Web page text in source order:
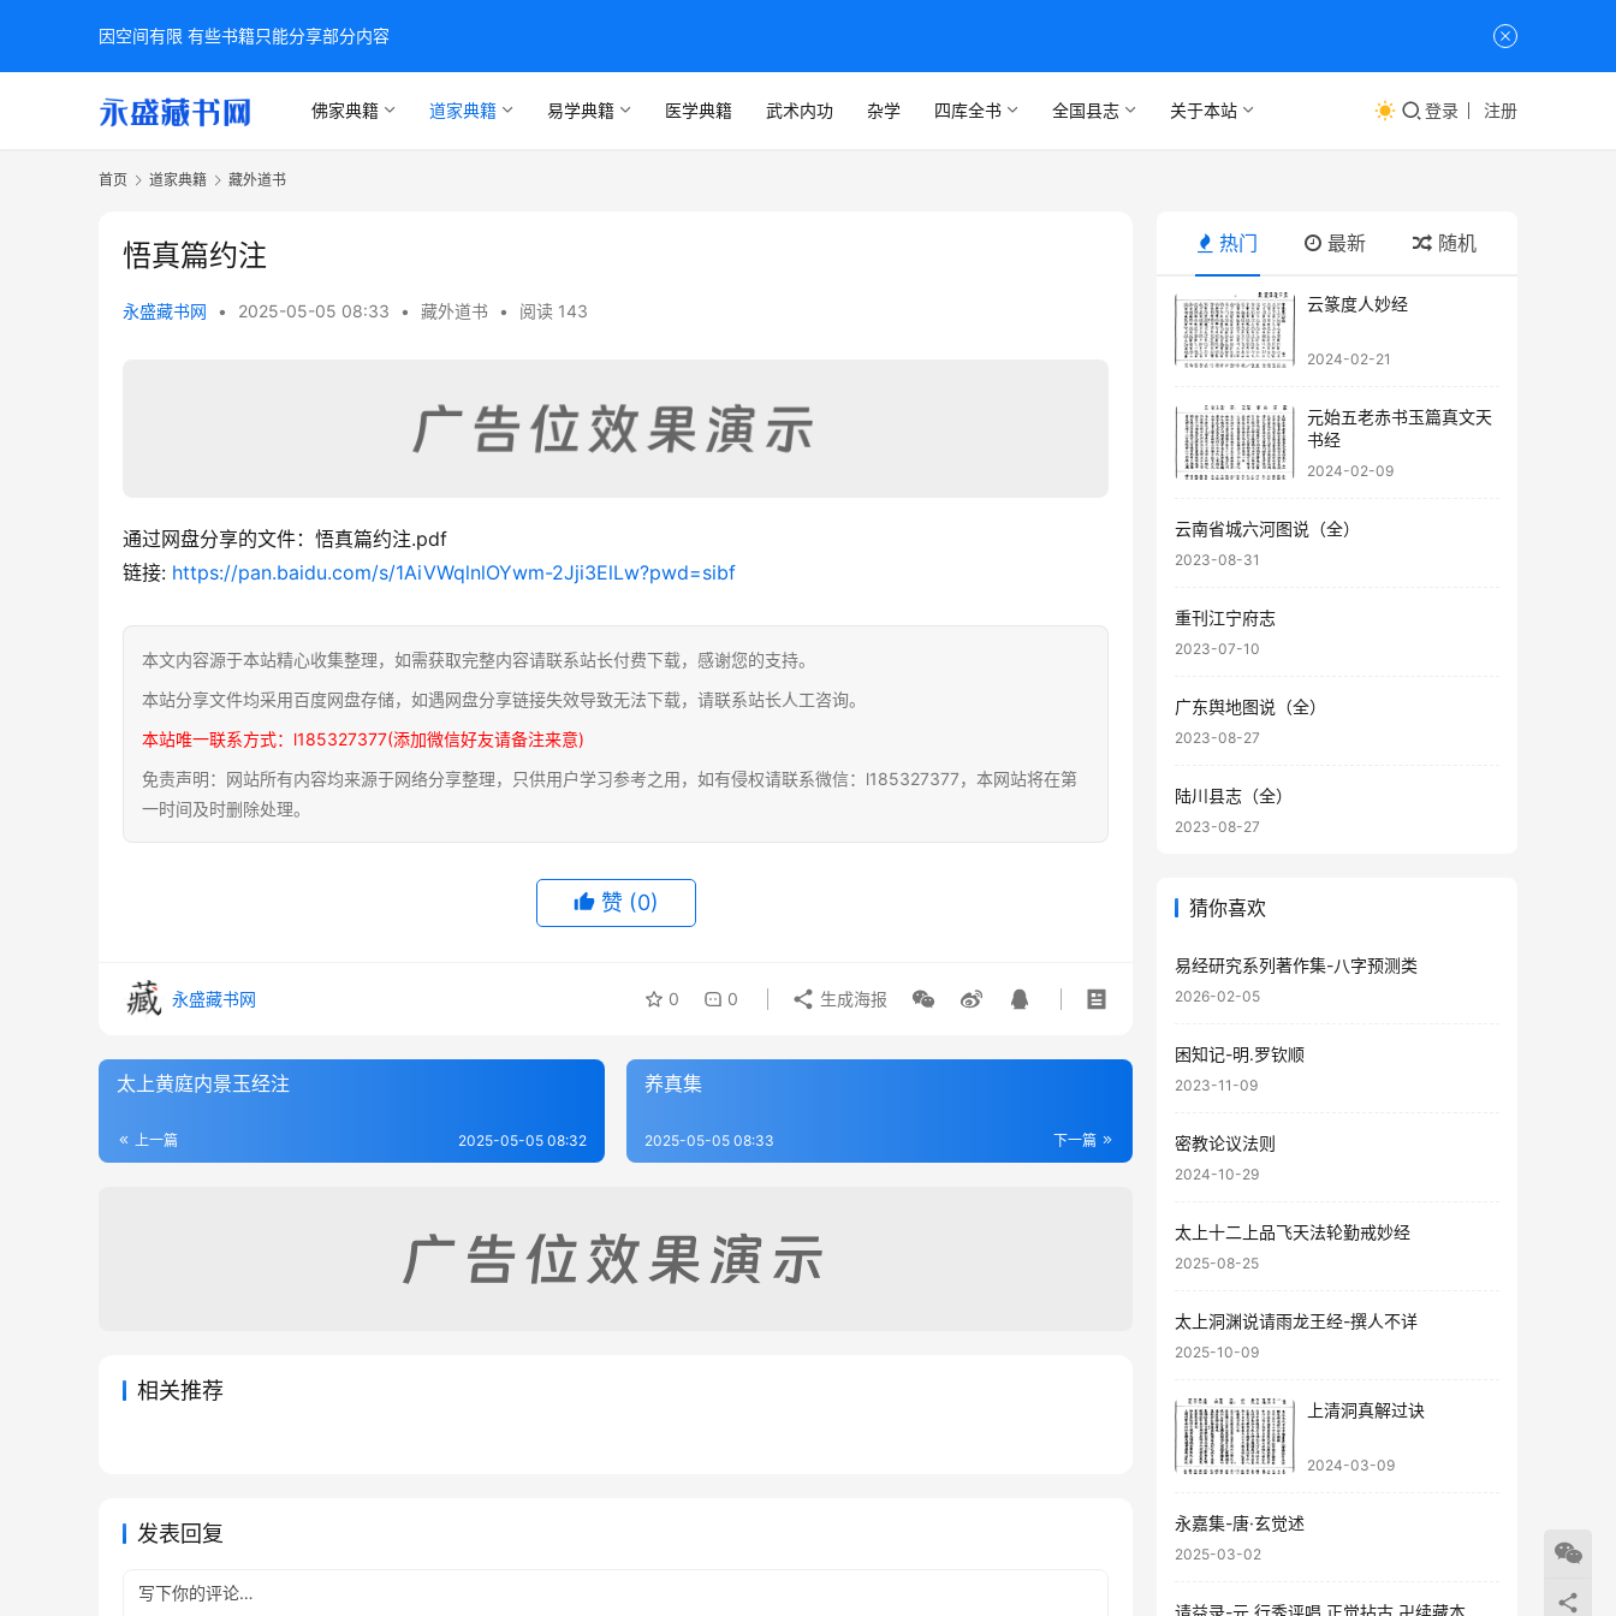
佛家典籍 道家典籍 易学典籍 医学典籍 武术内功 杂学 四库全书 全国县志 关于本站 登录 注册
首页 道家典籍 藏外道书
悟真篇约注
永盛藏书网 • 2025-05-05 08:33 • 藏外道书 • 阅读 143
通过网盘分享的文件：悟真篇约注.pdf
链接: https://pan.baidu.com/s/1AiVWqlnlOYwm-2Jji3ElLw?pwd=sibf
本文内容源于本站精心收集整理，如需获取完整内容请联系站长付费下载，感谢您的支持。
本站分享文件均采用百度网盘存储，如遇网盘分享链接失效导致无法下载，请联系站长人工咨询。
本站唯一联系方式：l185327377(添加微信好友请备注来意)
免责声明：网站所有内容均来源于网络分享整理，只供用户学习参考之用，如有侵权请联系微信：l185327377，本网站将在第
一时间及时删除处理。
赞 (0)
永盛藏书网 0 0 生成海报
太上黄庭内景玉经注
上一篇 2025-05-05 08:32
养真集
下一篇
2025-05-05 08:33
相关推荐
发表回复
热门 最新 随机
云篆度人妙经
2024-02-21
元始五老赤书玉篇真文天
书经
2024-02-09
云南省城六河图说（全）
2023-08-31
重刊江宁府志
2023-07-10
广东舆地图说（全）
2023-08-27
陆川县志（全）
2023-08-27
猜你喜欢
易经研究系列著作集-八字预测类
2026-02-05
困知记-明.罗钦顺
2023-11-09
密教论议法则
2024-10-29
太上十二上品飞天法轮勤戒妙经
2025-08-25
太上洞渊说请雨龙王经-撰人不详
2025-10-09
上清洞真解过诀
2024-03-09
永嘉集-唐·玄觉述
2025-03-02
请益录-元.行秀评唱.正觉拈古.卍续藏本
因空间有限 有些书籍只能分享部分内容